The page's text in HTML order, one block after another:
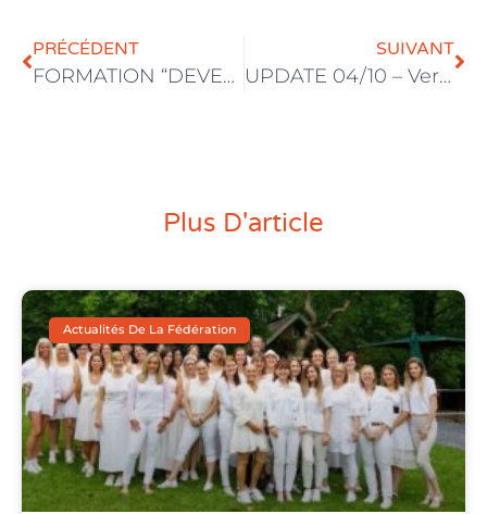
PRÉCÉDENT
FORMATION “DEVELOPPER UNE RELATION DE CONFIANCE AVEC LES TRAVAILLEURS”
SUIVANT
UPDATE 04/10 – Vers une indexation semestrielle des anciennes aides APE ?
Plus D'article
Actualités De La Fédération